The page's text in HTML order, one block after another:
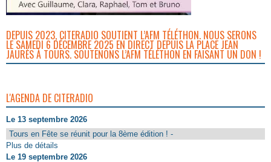
DEPUIS 2023, CITERADIO SOUTIENT L’AFM TÉLÉTHON. NOUS SERONS
LE SAMEDI 6 DÉCEMBRE 2025 EN DIRECT DEPUIS LA PLACE JEAN
JAURÈS À TOURS. SOUTENONS L’AFM TÉLÉTHON EN FAISANT UN DON !
L'AGENDA DE CITERADIO
Le 13 septembre 2026
Tours en Fête se réunit pour la 8ème édition ! -
Plus de détails
Le 19 septembre 2026